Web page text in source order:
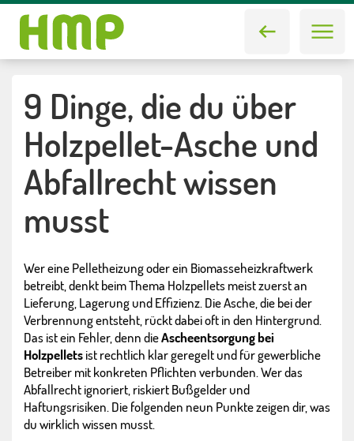
9 Dinge, die du über
Holzpellet-Asche und
Abfallrecht wissen
musst
Wer eine Pelletheizung oder ein Biomasseheizkraftwerk
betreibt, denkt beim Thema Holzpellets meist zuerst an
Lieferung, Lagerung und Effizienz. Die Asche, die bei der
Verbrennung entsteht, rückt dabei oft in den Hintergrund.
Das ist ein Fehler, denn dieAscheentsorgung bei
Holzpelletsist rechtlich klar geregelt und für gewerbliche
Betreiber mit konkreten Pflichten verbunden. Wer das
Abfallrecht ignoriert, riskiert Bußgelder und
Haftungsrisiken. Die folgenden neun Punkte zeigen dir, was
du wirklich wissen musst.